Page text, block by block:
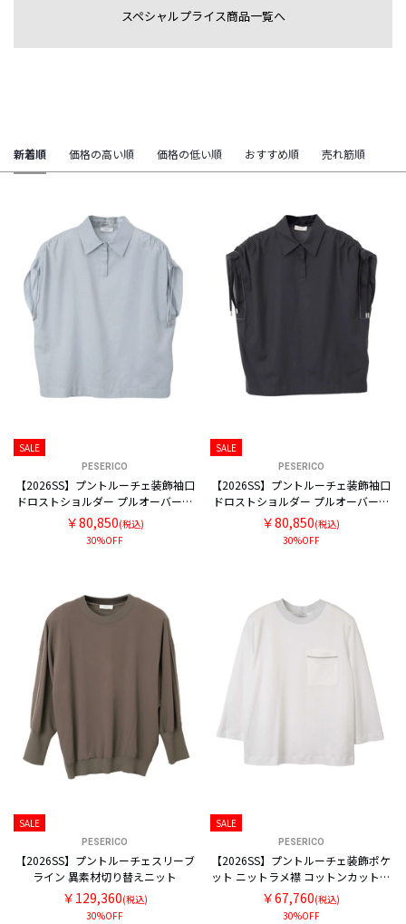
スペシャルプライス商品一覧へ
新着順 価格の高い順 価格の低い順 おすすめ順 売れ筋順
SALE
PESERICO
【2026SS】プントルーチェ装飾袖口
ドロストショルダー プルオーバーブ
ラウス
￥80,850(税込)
30%OFF
SALE
PESERICO
【2026SS】プントルーチェ装飾袖口
ドロストショルダー プルオーバーブ
ラウス
￥80,850(税込)
30%OFF
SALE
PESERICO
【2026SS】プントルーチェスリーブ
ライン 異素材切り替えニット
￥129,360(税込)
30%OFF
SALE
PESERICO
【2026SS】プントルーチェ装飾ポケ
ット ニットラメ襟 コットンカットソ
ー
￥67,760(税込)
30%OFF